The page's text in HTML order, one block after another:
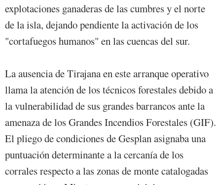
explotaciones ganaderas de las cumbres y el norte
de la isla, dejando pendiente la activación de los
"cortafuegos humanos" en las cuencas del sur.
La ausencia de Tirajana en este arranque operativo
llama la atención de los técnicos forestales debido a
la vulnerabilidad de sus grandes barrancos ante la
amenaza de los Grandes Incendios Forestales (GIF).
El pliego de condiciones de Gesplan asignaba una
puntuación determinante a la cercanía de los
corrales respecto a las zonas de monte catalogadas